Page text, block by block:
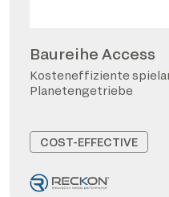
Baureihe Access
Kosteneffiziente
Planetengetriebe
COST-EFFECTIVE